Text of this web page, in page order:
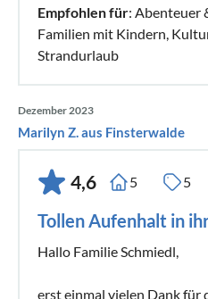
Empfohlen für: Abenteuer
Familien mit Kindern,
Strandurlaub
Dezember 2023
Marilyn Z. aus Finsterwalde
4,6 5 5
Tollen Aufenhalt in
Hallo Familie Schmiedl,
erst einmal vielen Dank für